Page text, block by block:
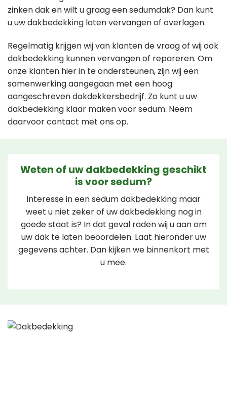
zinken dak en wilt u graag een sedumdak? Dan kunt
u uw dakbedekking laten vervangen of overlagen.
Regelmatig krijgen wij van klanten de vraag of wij ook
dakbedekking kunnen vervangen of repareren. Om
onze klanten hier in te ondersteunen, zijn wij een
samenwerking aangegaan met een hoog
aangeschreven dakdekkersbedrijf. Zo kunt u uw
dakbedekking klaar maken voor sedum. Neem
daarvoor contact met ons op.
Weten of uw dakbedekking geschikt
is voor sedum?
Interesse in een sedum dakbedekking maar
weet u niet zeker of uw dakbedekking nog in
goede staat is? In dat geval raden wij u aan om
uw dak te laten beoordelen. Laat hieronder uw
gegevens achter. Dan kijken we binnenkort met
u mee.